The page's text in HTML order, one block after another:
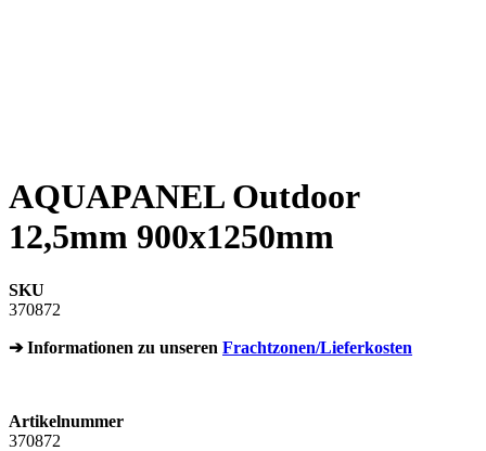
AQUAPANEL Outdoor
12,5mm 900x1250mm
SKU
370872
➔ Informationen zu unseren Frachtzonen/Lieferkosten
Artikelnummer
370872